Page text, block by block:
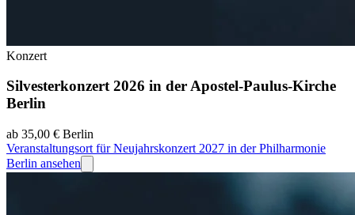
Konzert
Silvesterkonzert 2026 in der Apostel-Paulus-Kirche
Berlin
ab 35,00 € Berlin
Veranstaltungsort für Neujahrskonzert 2027 in der Philharmonie
Berlin ansehen